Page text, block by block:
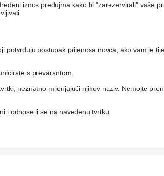
iznos predujma kako bi "zarezervirali" vaše
potvrđuju postupak prijenosa novca, ako vam je
s prevarantom.
neznatno mijenjajući njihov naziv. Nemojte
i odnose li se na navedenu tvrtku.